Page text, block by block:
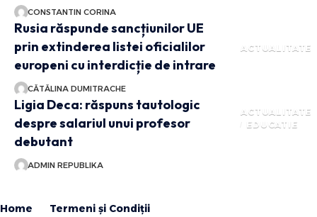
CONSTANTIN CORINA
ACTUALITATE
Rusia răspunde sancțiunilor UE
prin extinderea listei oficialilor
europeni cu interdicție de intrare
CĂTĂLINA DUMITRACHE
ACTUALITATE
EDUCATIE
Ligia Deca: răspuns tautologic
despre salariul unui profesor
debutant
ADMIN REPUBLIKA
Home
Termeni și Condiții